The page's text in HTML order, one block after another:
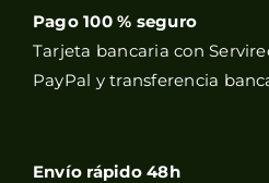
Pago 100 % seguro
Tarjeta bancaria con
PayPal y transferencia
Envío rápido 48h